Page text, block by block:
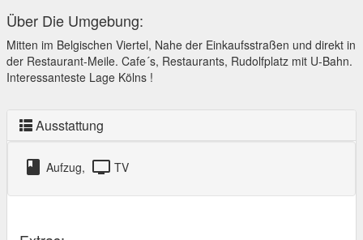
Über Die Umgebung:
Mitten im Belgischen Viertel, Nahe der Einkaufsstraßen und direkt in
der Restaurant-Meile. Cafe´s, Restaurants, Rudolfplatz mit U-Bahn.
Interessanteste Lage Kölns !
Ausstattung
class Aufzug, tv TV